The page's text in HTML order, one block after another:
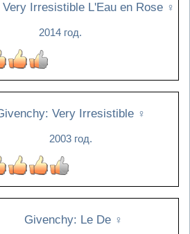
Irresistible L'Eau en Rose ♀
2014 год.
Very Irresistible ♀
2003 год.
Givenchy: Le De ♀